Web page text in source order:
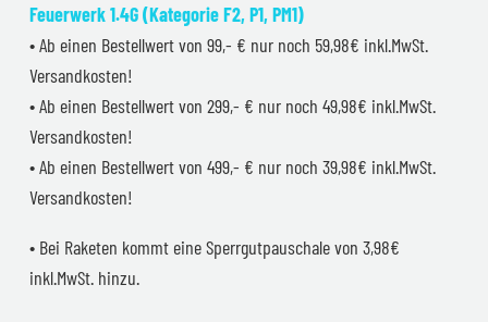
Feuerwerk 1.4G (Kategorie F2, P1, PM1)
• Ab einen Bestellwert von 99,- € nur noch 59,98€ inkl.MwSt.
Versandkosten!
• Ab einen Bestellwert von 299,- € nur noch 49,98€ inkl.MwSt.
Versandkosten!
• Ab einen Bestellwert von 499,- € nur noch 39,98€ inkl.MwSt.
Versandkosten!
• Bei Raketen kommt eine Sperrgutpauschale von 3,98€
inkl.MwSt. hinzu.